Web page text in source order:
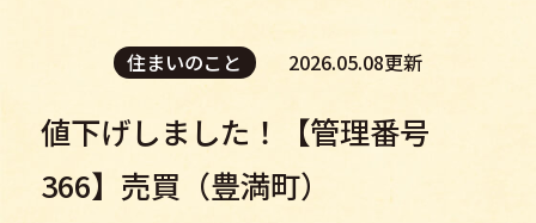
住まいのこと 2026.05.08更新
値下げしました！【管理番号
366】売買（豊満町）